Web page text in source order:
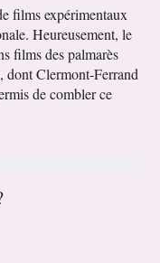
films expérimentaux
Heureusement, le
films des palmarès
dont Clermont-Ferrand
de combler ce